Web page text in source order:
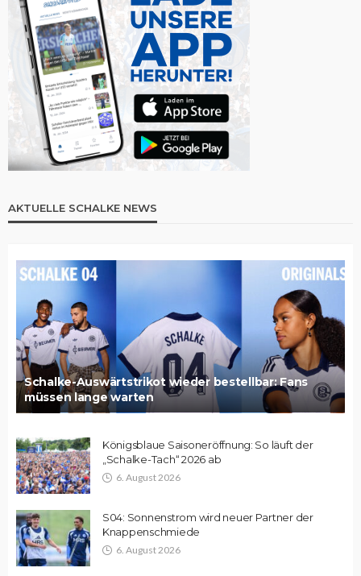
AKTUELLE SCHALKE NEWS
Schalke-Auswärtstrikot wieder bestellbar: Fans
müssen lange warten
Königsblaue Saisoneröffnung: So läuft der
„Schalke-Tach“ 2026 ab
6. August 2026
S04: Sonnenstrom wird neuer Partner der
Knappenschmiede
6. August 2026